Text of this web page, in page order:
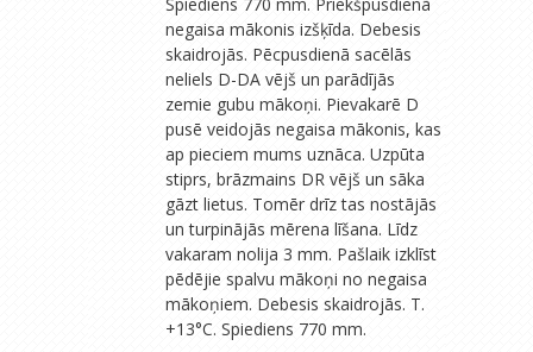
negaisa mākonis izšķīda. Debesis
skaidrojās. Pēcpusdienā sacēlās
neliels D-DA vējš un parādījās
zemie gubu mākoņi. Pievakarē D
pusē veidojās negaisa mākonis, kas
ap pieciem mums uznāca. Uzpūta
stiprs, brāzmains DR vējš un sāka
gāzt lietus. Tomēr drīz tas nostājās
un turpinājās mērena līšana. Līdz
vakaram nolija 3 mm. Pašlaik izklīst
pēdējie spalvu mākoņi no negaisa
mākoņiem. Debesis skaidrojās. T.
+13°C. Spiediens 770 mm.